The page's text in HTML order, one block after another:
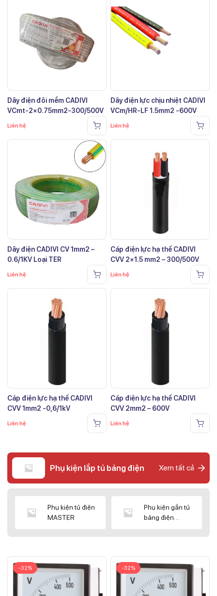
Dây điện đôi mềm CADIVI
VCmt-2×0.75mm2-300/500V
Liên hệ
Dây điện lực chịu nhiệt CADIVI
VCm/HR-LF 1.5mm2 -600V
Liên hệ
Dây điện CADIVI CV 1mm2 –
0.6/1KV Loại TER
Liên hệ
Cáp điện lực hạ thế CADIVI
CVV 2×1.5 mm2 – 300/500V
Liên hệ
Cáp điện lực hạ thế CADIVI
CVV 1mm2 -0,6/1kV
Liên hệ
Cáp điện lực hạ thế CADIVI
CVV 2mm2 – 600V
Liên hệ
Phụ kiện lắp tủ bảng điện Xem tất cả
Phụ kiện tủ điện
MASTER
Phụ kiện gắn tủ
bảng điện
-32% -32%